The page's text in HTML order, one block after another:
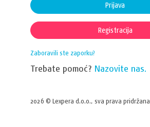
Prijava
Registracija
Zaboravili ste zaporku?
Trebate pomoć? Nazovite nas.
2026 © Lexpera d.o.o., sva prava pridržana